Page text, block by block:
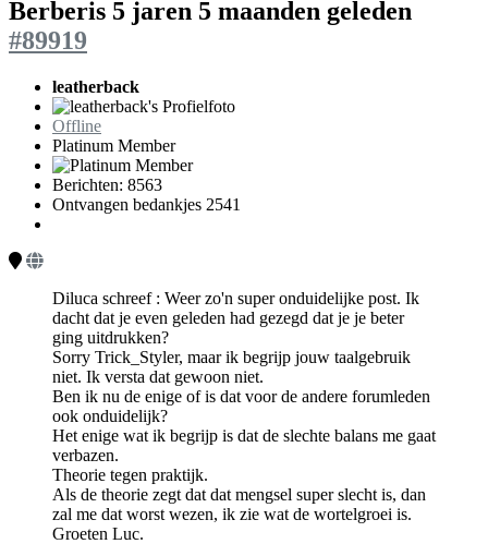
Berberis 5 jaren 5 maanden geleden
#89919
leatherback
Offline
Platinum Member
Berichten: 8563
Ontvangen bedankjes 2541
Diluca schreef : Weer zo'n super onduidelijke post. Ik
dacht dat je even geleden had gezegd dat je je beter
ging uitdrukken?
Sorry Trick_Styler, maar ik begrijp jouw taalgebruik
niet. Ik versta dat gewoon niet.
Ben ik nu de enige of is dat voor de andere forumleden
ook onduidelijk?
Het enige wat ik begrijp is dat de slechte balans me gaat
verbazen.
Theorie tegen praktijk.
Als de theorie zegt dat dat mengsel super slecht is, dan
zal me dat worst wezen, ik zie wat de wortelgroei is.
Groeten Luc.